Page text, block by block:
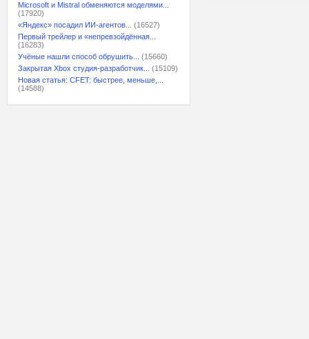
Microsoft и Mistral обменяются моделями...
(17920)
«Яндекс» посадил ИИ-агентов...
(16527)
Первый трейлер и «непревзойдённая...
(16283)
Учёные нашли способ обрушить...
(15660)
Закрытая Xbox студия-разработчик...
(15109)
Новая статья: CFET: быстрее, меньше,...
(14588)